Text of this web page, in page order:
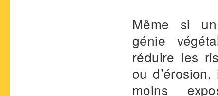
Même si
génie
réduire les
ou
moins